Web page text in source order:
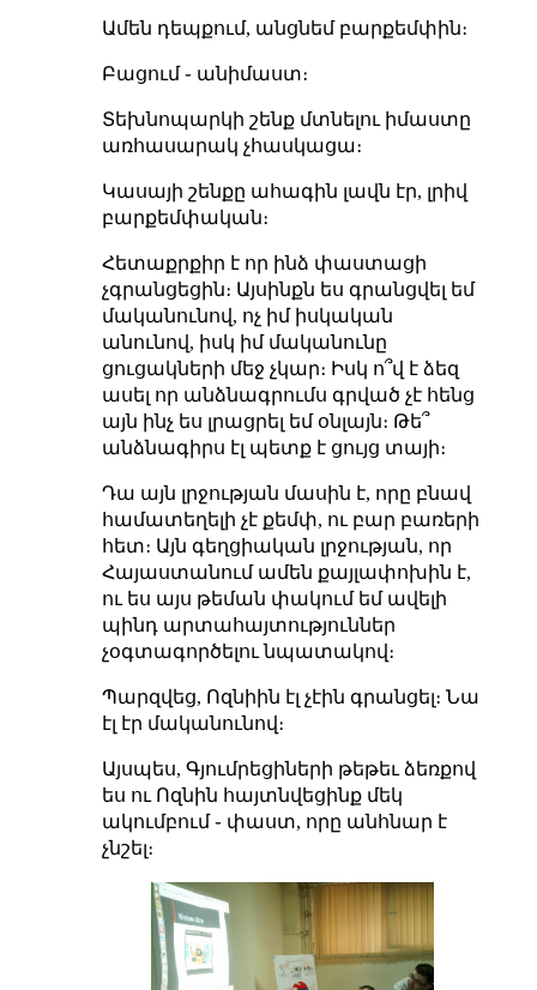
Ամեն դեպքում, անցնեմ բարքեմփին։
Բացում ֊ անիմաստ։
Տեխնոպարկի շենք մտնելու իմաստը
առհասարակ չհասկացա։
Կասայի շենքը ահագին լավն էր, լրիվ
բարքեմփական։
Հետաքրքիր է որ ինձ փաստացի
չգրանցեցին։ Այսինքն ես գրանցվել եմ
մականունով, ոչ իմ իսկական
անունով, իսկ իմ մականունը
ցուցակների մեջ չկար։ Իսկ ո՞վ է ձեզ
ասել որ անձնագրումս գրված չէ հենց
այն ինչ ես լրացրել եմ օնլայն։ Թե՞
անձնագիրս էլ պետք է ցույց տայի։
Դա այն լրջության մասին է, որը բնավ
համատեղելի չէ քեմփ, ու բար բառերի
հետ։ Այն գեղցիական լրջության, որ
Հայաստանում ամեն քայլափոխին է,
ու ես այս թեման փակում եմ ավելի
պինդ արտահայտություններ
չօգտագործելու նպատակով։
Պարզվեց, Ոզնիին էլ չէին գրանցել։ Նա
էլ էր մականունով։
Այսպես, Գյումրեցիների թեթեւ ձեռքով
ես ու Ոզնին հայտնվեցինք մեկ
ակումբում ֊ փաստ, որը անհնար է
չնշել։